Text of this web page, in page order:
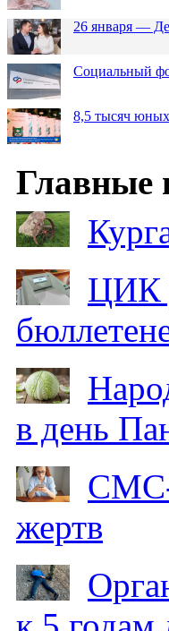
26 января —
Социальный
8,5 тысяч юных
Главные
ЦИК
в день
СМС-
жертв